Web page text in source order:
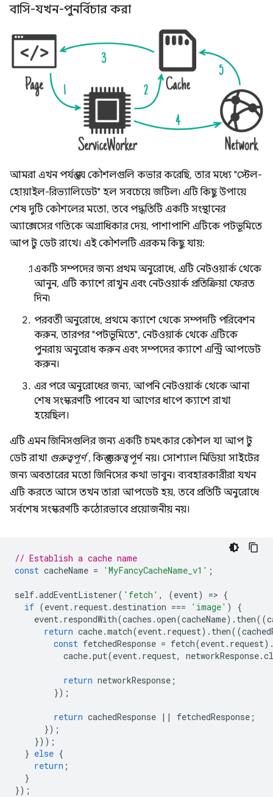
বাসি-যখন-পুনর্বিচার করা
আমরা এখন পর্যন্ত যে কৌশলগুলি কভার করেছি, তার মধ্যে "স্টেল-
হোয়াইল-রিভ্যালিডেট" হল সবচেয়ে জটিল৷ এটি কিছু উপায়ে
শেষ দুটি কৌশলের মতো, তবে পদ্ধতিটি একটি সংস্থানের
অ্যাক্সেসের গতিকে অগ্রাধিকার দেয়, পাশাপাশি এটিকে পটভূমিতে
আপ টু ডেট রাখে। এই কৌশলটি এরকম কিছু যায়:
একটি সম্পদের জন্য প্রথম অনুরোধে, এটি নেটওয়ার্ক থেকে
আনুন, এটি ক্যাশে রাখুন এবং নেটওয়ার্ক প্রতিক্রিয়া ফেরত
দিন৷
পরবর্তী অনুরোধে, প্রথমে ক্যাশে থেকে সম্পদটি পরিবেশন
করুন, তারপর "পটভূমিতে", নেটওয়ার্ক থেকে এটিকে
পুনরায় অনুরোধ করুন এবং সম্পদের ক্যাশে এন্ট্রি আপডেট
করুন।
এর পরে অনুরোধের জন্য, আপনি নেটওয়ার্ক থেকে আনা
শেষ সংস্করণটি পাবেন যা আগের ধাপে ক্যাশে রাখা
হয়েছিল।
এটি এমন জিনিসগুলির জন্য একটি চমৎকার কৌশল যা আপ টু
ডেট রাখা গুরুত্বপূর্ণ, কিন্তু গুরুত্বপূর্ণ নয়। সোশ্যাল মিডিয়া সাইটের
জন্য অবতারের মতো জিনিসের কথা ভাবুন। ব্যবহারকারীরা যখন
এটি করতে আসে তখন তারা আপডেট হয়, তবে প্রতিটি অনুরোধে
সর্বশেষ সংস্করণটি কঠোরভাবে প্রয়োজনীয় নয়।
// Establish a cache name
const cacheName = 'MyFancyCacheName_v1' ;
self.addEventListener( 'fetch' , (event) => {
if (event. request.destination === 'image' )
{
event. respondWith(caches .open(cacheName). then((
return cache.match(event. request). then((
const fetchedResponse = fetch(event. request
cache.put(event. request, networkResponse.
return networkResponse ;
});
return cachedResponse || fetchedResponse ;
});
}));
} else {
return ;
}
});